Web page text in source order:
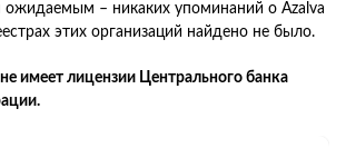
ожидаемым – никаких упоминаний о Azalva
этих организаций найдено не было.
имеет лицензии Центрального банка